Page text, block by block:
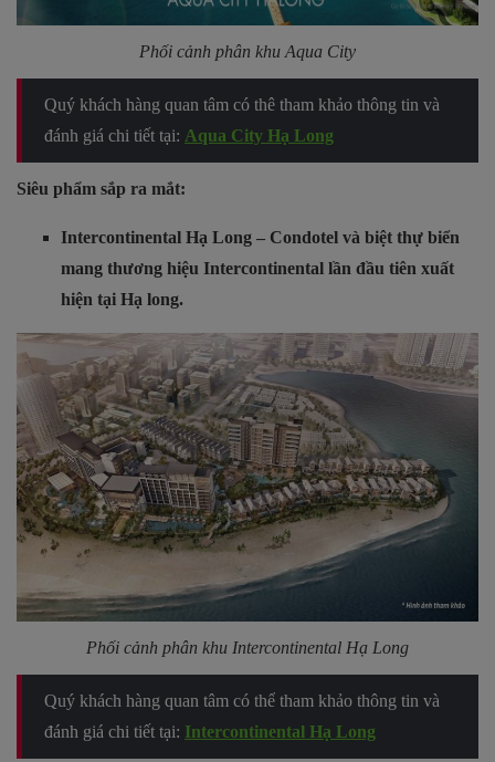
Phối cảnh phân khu Aqua City
Quý khách hàng quan tâm có thê tham khảo thông tin và
đánh giá chi tiết tại: Aqua City Hạ Long
Siêu phẩm sắp ra mắt:
Intercontinental Hạ Long – Condotel và biệt thự biển
mang thương hiệu Intercontinental lần đầu tiên xuất
hiện tại Hạ long.
Phối cảnh phân khu Intercontinental Hạ Long
Quý khách hàng quan tâm có thể tham khảo thông tin và
đánh giá chi tiết tại: Intercontinental Hạ Long